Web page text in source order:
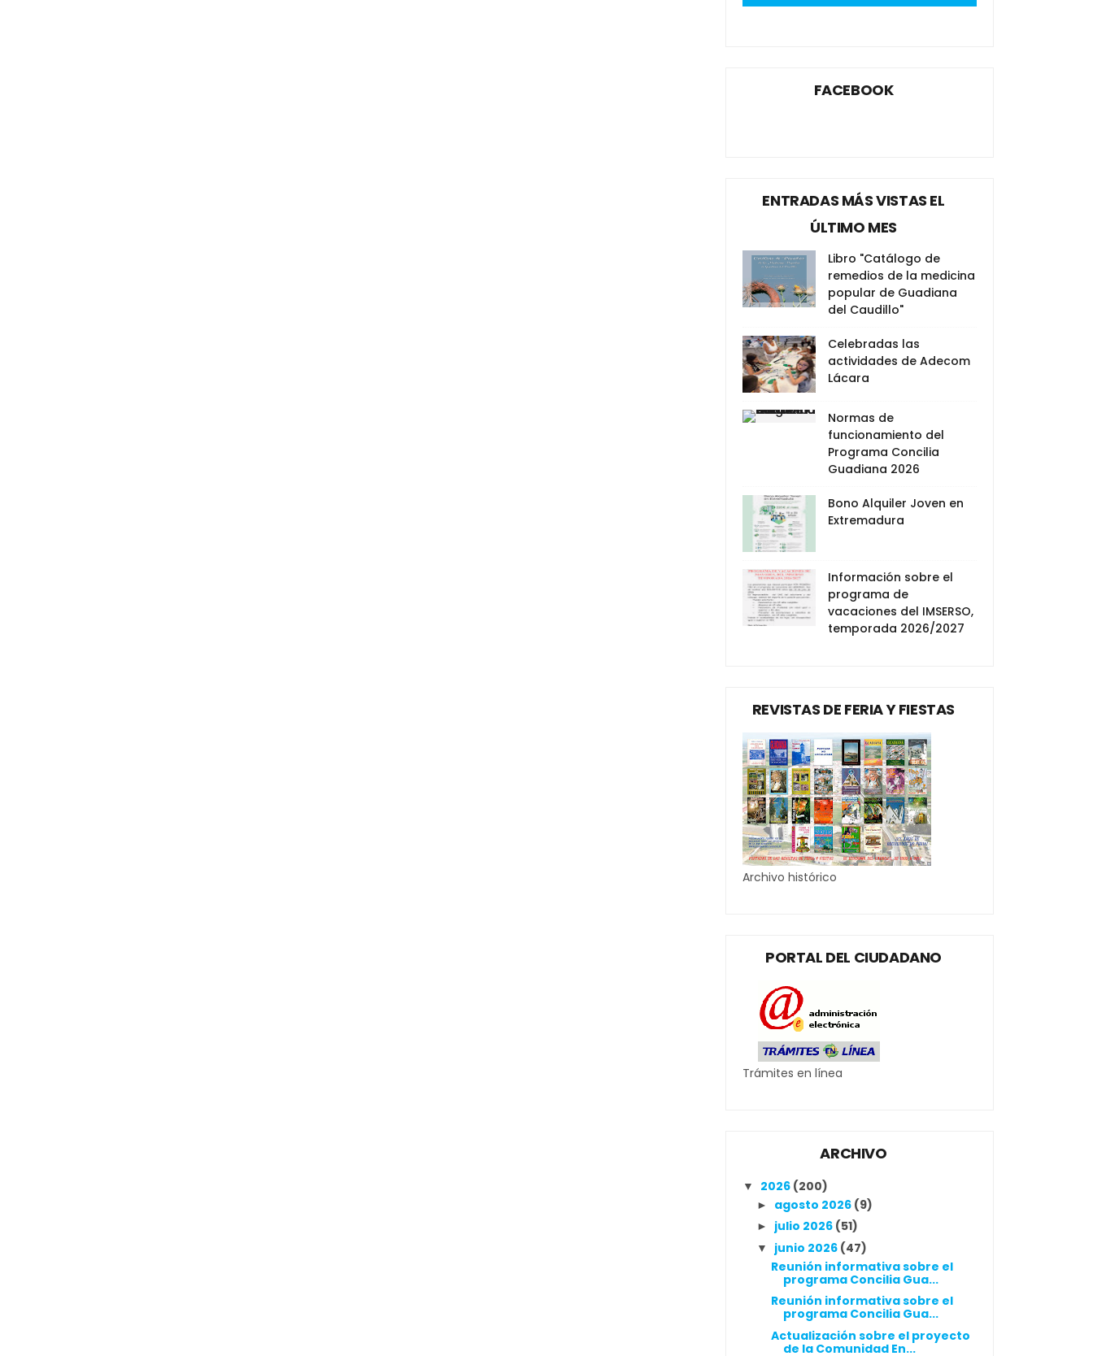
FACEBOOK
ENTRADAS MÁS VISTAS EL
ÚLTIMO MES
Libro "Catálogo de
remedios de la medicina
popular de Guadiana
del Caudillo"
Celebradas las
actividades de Adecom
Lácara
Normas de
funcionamiento del
Programa Concilia
Guadiana 2026
Bono Alquiler Joven en
Extremadura
Información sobre el
programa de
vacaciones del IMSERSO,
temporada 2026/2027
REVISTAS DE FERIA Y FIESTAS
Archivo histórico
PORTAL DEL CIUDADANO
Trámites en línea
ARCHIVO
▼ 2026 (200)
► agosto 2026 (9)
► julio 2026 (51)
▼ junio 2026 (47)
Reunión informativa sobre el
programa Concilia Gua...
Reunión informativa sobre el
programa Concilia Gua...
Actualización sobre el proyecto
de la Comunidad En...